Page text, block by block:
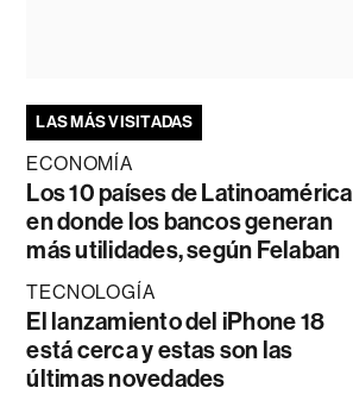
LAS MÁS VISITADAS
ECONOMÍA
Los 10 países de Latinoamérica
en donde los bancos generan
más utilidades, según Felaban
TECNOLOGÍA
El lanzamiento del iPhone 18
está cerca y estas son las
últimas novedades